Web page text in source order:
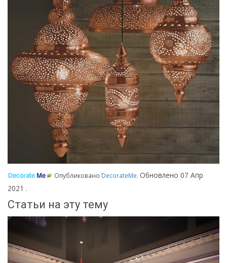
Опубликовано DecorateMe. Обновлено 07 Апр
2021 .
Статьи на эту тему